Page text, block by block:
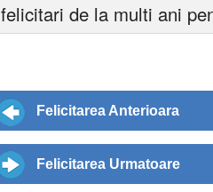
felicitari de la multi ani
Felicitarea Anterioara
Felicitarea Urmatoare